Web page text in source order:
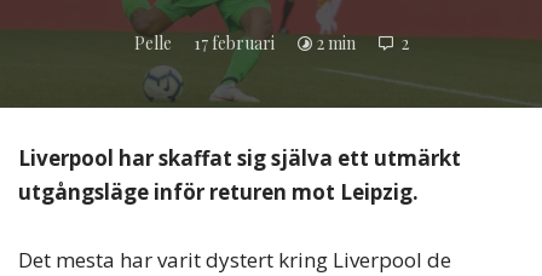
Pelle 17 februari 2 min 2
Liverpool har skaffat sig själva ett utmärkt
utgångsläge inför returen mot Leipzig.
Det mesta har varit dystert kring Liverpool de